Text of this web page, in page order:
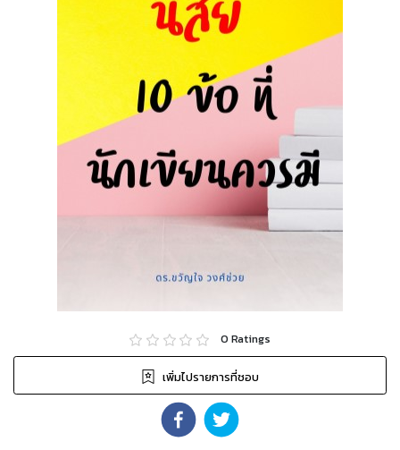
0 Ratings
เพิ่มไปรายการที่ชอบ